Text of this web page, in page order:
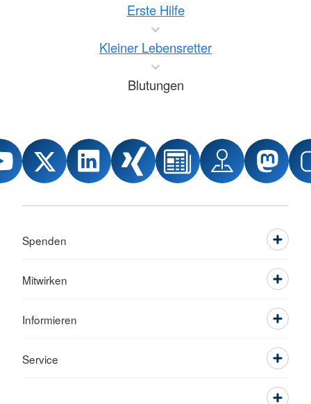
Erste Hilfe
Kleiner Lebensretter
Blutungen
Spenden
Mitwirken
Informieren
Service